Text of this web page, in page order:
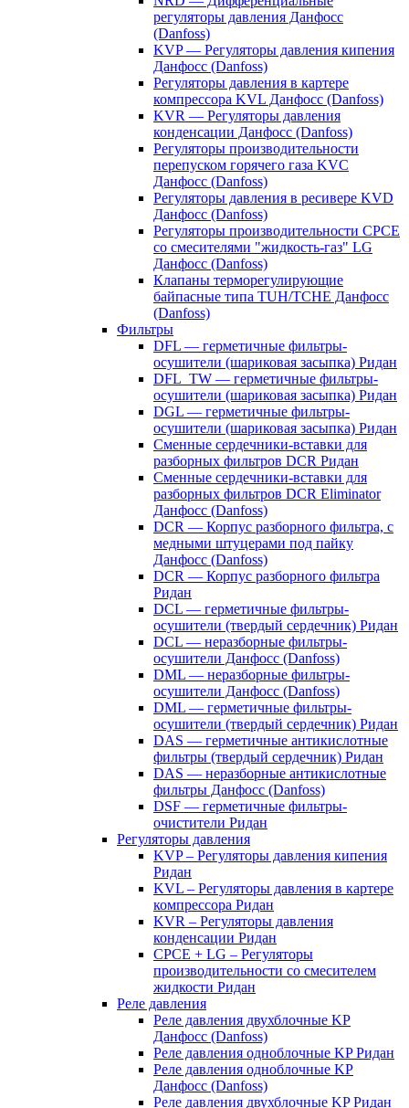
регуляторы давления Данфосс
(Danfoss)
KVP — Регуляторы давления кипения
Данфосс (Danfoss)
Регуляторы давления в картере
компрессора KVL Данфосс (Danfoss)
KVR — Регуляторы давления
конденсации Данфосс (Danfoss)
Регуляторы производительности
перепуском горячего газа KVC
Данфосс (Danfoss)
Регуляторы давления в ресивере KVD
Данфосс (Danfoss)
Регуляторы производительности CPCE
со смесителями "жидкость-газ" LG
Данфосс (Danfoss)
Клапаны терморегулирующие
байпасные типа TUH/TCHE Данфосс
(Danfoss)
Фильтры
DFL — герметичные фильтры-
осушители (шариковая засыпка) Ридан
DFL_TW — герметичные фильтры-
осушители (шариковая засыпка) Ридан
DGL — герметичные фильтры-
осушители (шариковая засыпка) Ридан
Сменные сердечники-вставки для
разборных фильтров DCR Ридан
Сменные сердечники-вставки для
разборных фильтров DCR Eliminator
Данфосс (Danfoss)
DCR — Корпус разборного фильтра, с
медными штуцерами под пайку
Данфосс (Danfoss)
DCR — Корпус разборного фильтра
Ридан
DCL — герметичные фильтры-
осушители (твердый сердечник) Ридан
DCL — неразборные фильтры-
осушители Данфосс (Danfoss)
DML — неразборные фильтры-
осушители Данфосс (Danfoss)
DML — герметичные фильтры-
осушители (твердый сердечник) Ридан
DAS — герметичные антикислотные
фильтры (твердый сердечник) Ридан
DAS — неразборные антикислотные
фильтры Данфосс (Danfoss)
DSF — герметичные фильтры-
очистители Ридан
Регуляторы давления
KVP – Регуляторы давления кипения
Ридан
KVL – Регуляторы давления в картере
компрессора Ридан
KVR – Регуляторы давления
конденсации Ридан
CPCE + LG – Регуляторы
производительности со смесителем
жидкости Ридан
Реле давления
Реле давления двухблочные KP
Данфосс (Danfoss)
Реле давления одноблочные KP Ридан
Реле давления одноблочные KP
Данфосс (Danfoss)
Реле давления двухблочные KP Ридан